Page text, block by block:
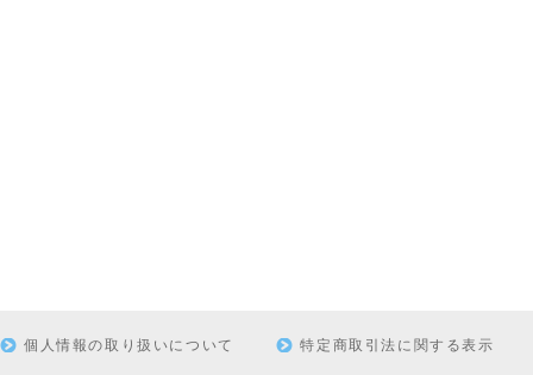
個人情報の取り扱いについて 特定商取引法に関する表示